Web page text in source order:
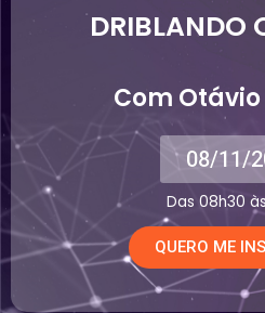
DRIBLANDO
Com
08/11/
Das 08h30
QUERO ME